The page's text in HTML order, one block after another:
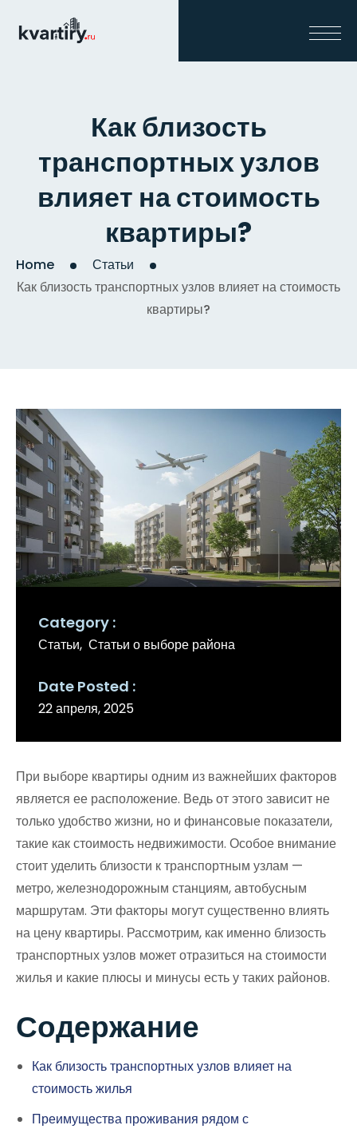
Как близость
транспортных узлов
влияет на стоимость
квартиры?
Home
Статьи
Как близость транспортных узлов влияет на стоимость
квартиры?
Category
Статьи Статьи о выборе района
Date Posted
22 апреля, 2025
При выборе квартиры одним из важнейших факторов
является ее расположение. Ведь от этого зависит не
только удобство жизни, но и финансовые показатели,
такие как стоимость недвижимости. Особое внимание
стоит уделить близости к транспортным узлам —
метро, железнодорожным станциям, автобусным
маршрутам. Эти факторы могут существенно влиять
на цену квартиры. Рассмотрим, как именно близость
транспортных узлов может отразиться на стоимости
жилья и какие плюсы и минусы есть у таких районов.
Содержание
Как близость транспортных узлов влияет на
стоимость жилья
Преимущества проживания рядом с